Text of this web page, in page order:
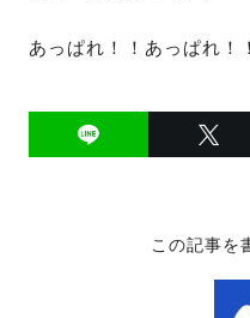
あっぱれ！！あっぱれ！！
この記事を